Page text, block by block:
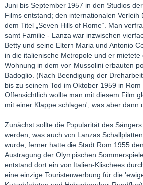
Juni bis September 1957 in den Studios
Films entstand; den internationalen Verleih
dem Titel „Seven Hills of Rome“. Man
samt Familie - Lanza war inzwischen
Betty und seine Eltern Maria und Antonio
in die italienische Metropole und er
Wohnung in dem von Mussolini erbauten
Badoglio. (Nach Beendigung der
bis zu seinem Tod im Oktober 1959 in Rom
Offensichtlich wollte man mit diesem Film
mit einer Klappe schlagen', was aber dann
Zunächst sollte die Popularität des
werden, was auch von Lanzas
wurde, ferner hatte die Stadt Rom 1955
Austragung der Olympischen
entstand dort ein von Italien-Klischees
eine einzige Touristenwerbung für die